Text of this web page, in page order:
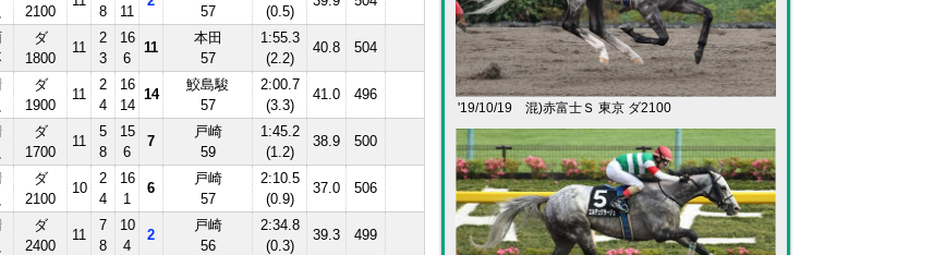
2100
8
11
57
(0.5)
ダ
1800
11
2
3
16
6
11
本田
57
1:55.3
(2.2)
40.8 504
ダ
1900
11
2
4
16
14
14
鮫島駿
57
2:00.7
(3.3)
41.0 496
ダ
1700
11
5
8
15
6
7
戸崎
59
1:45.2
(1.2)
38.9 500
ダ
2100
10
2
4
16
1
6
戸崎
57
2:10.5
(0.9)
37.0 506
ダ
2400
11
7
8
10
4
2
戸崎
56
2:34.8
(0.3)
39.3 499
'19/10/19 混)赤富士Ｓ 東京 ダ2100